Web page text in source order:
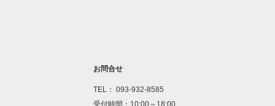
お問合せ
TEL： 093-932-8585
受付時間：10:00～18:00